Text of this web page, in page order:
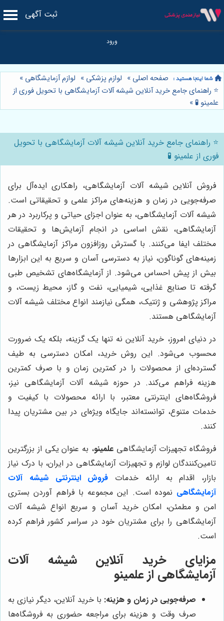
ثبت آگهی
صفحه اصلی » لوازم پزشکی » لوازم آزمایشگاهی »
⭐️ راهنمای جامع خرید آنلاین شیشه آلات آزمایشگاهی با تحویل فوری از
علمینو 🧪 »
⭐️ راهنمای جامع خرید آنلاین شیشه آلات آزمایشگاهی با تحویل
فوری از علمینو 🧪
فروش آنلاین شیشه آلات آزمایشگاهی، راهکاری ایده‌آل برای
صرفه‌جویی در زمان و هزینه‌های مراکز علمی و تحقیقاتی است.
شیشه آلات آزمایشگاهی، به عنوان اجزای حیاتی و پرکاربرد در هر
آزمایشگاهی، نقش اساسی در انجام آزمایش‌ها و تحقیقات
مختلف ایفا می‌کنند. با گسترش روزافزون مراکز آزمایشگاهی در
زمینه‌های گوناگون، نیاز به دسترسی آسان و سریع به این ابزارها
بیش از پیش احساس می‌شود. از آزمایشگاه‌های تشخیص طبی
گرفته تا صنایع غذایی، شیمیایی، نفت و گاز، محیط زیست، و
مراکز پژوهشی و ژنتیک، همگی نیازمند انواع مختلف شیشه آلات
آزمایشگاهی هستند.
در دنیای امروز، خرید آنلاین نه تنها یک گزینه، بلکه یک ضرورت
محسوب می‌شود. این روش خرید، امکان دسترسی به طیف
گسترده‌ای از محصولات را در کمترین زمان و با صرف کمترین
هزینه فراهم می‌کند. در حوزه شیشه آلات آزمایشگاهی نیز،
فروشگاه‌های اینترنتی معتبر، با ارائه محصولات با کیفیت و
خدمات متنوع، توانسته‌اند جایگاه ویژه‌ای در بین مشتریان پیدا
کنند.
فروشگاه تجهیزات آزمایشگاهیعلمینو، به عنوان یکی از بزرگترین
تامین‌کنندگان لوازم و تجهیزات آزمایشگاهی در ایران، با درک نیاز
بازار، اقدام به ارائه خدمات فروش اینترنتی شیشه آلات
آزمایشگاهی نموده است. این مجموعه با فراهم آوردن بستری
امن و مطمئن، امکان خرید آسان و سریع انواع شیشه آلات
آزمایشگاهی را برای مشتریان خود در سراسر کشور فراهم کرده
است.
مزایای خرید آنلاین شیشه آلات
آزمایشگاهی ازعلمینو
صرفه‌جویی در زمان و هزینه: با خرید آنلاین، دیگر نیازی به
صرف وقت و هزینه برای مراجعه حضوری به فروشگاه‌ها